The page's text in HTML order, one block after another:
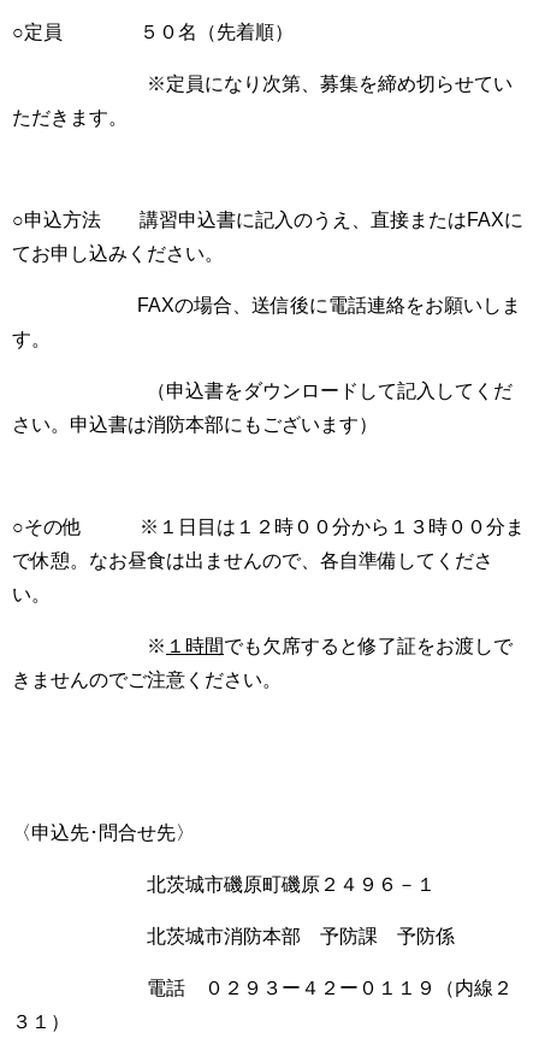
○定員 ５０名（先着順）
※定員になり次第、募集を締め切らせてい
ただきます。
○申込方法 講習申込書に記入のうえ、直接またはFAXに
てお申し込みください。
FAXの場合、送信後に電話連絡をお願いしま
す。
（申込書をダウンロードして記入してくだ
さい。申込書は消防本部にもございます）
○その他 ※１日目は１２時００分から１３時００分ま
で休憩。なお昼食は出ませんので、各自準備してくださ
い。
※ １時間でも欠席すると修了証をお渡しで
きませんのでご注意ください。
〈申込先･問合せ先〉
北茨城市磯原町磯原２４９６－１
北茨城市消防本部 予防課 予防係
電話 ０２９３ー４２ー０１１９（内線２
３１）